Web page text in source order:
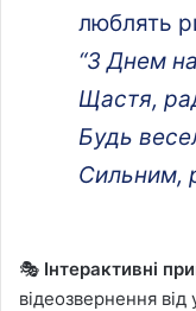
люблять
“З Днем
Щастя,
Будь
Сильним,
🎭 Інтерактивні
відеозвернення